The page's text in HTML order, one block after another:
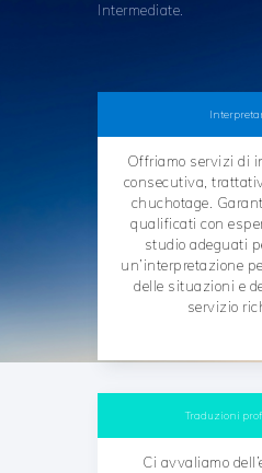
Intermediate.
Offriamo servizi di
consecutiva,
chuchotage.
qualificati con
studio adeguati
un’interpretazione
delle situazioni e
servizio
Traduzioni
Ci avvaliamo